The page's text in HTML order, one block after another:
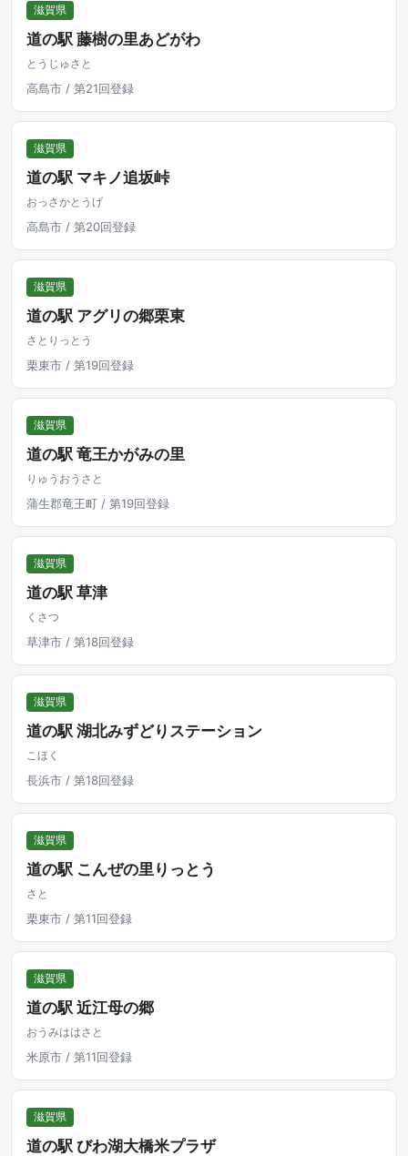
滋賀県
道の駅 藤樹の里あどがわ
とうじゅさと
高島市 / 第21回登録
滋賀県
道の駅 マキノ追坂峠
おっさかとうげ
高島市 / 第20回登録
滋賀県
道の駅 アグリの郷栗東
さとりっとう
栗東市 / 第19回登録
滋賀県
道の駅 竜王かがみの里
りゅうおうさと
蒲生郡竜王町 / 第19回登録
滋賀県
道の駅 草津
くさつ
草津市 / 第18回登録
滋賀県
道の駅 湖北みずどりステーション
こほく
長浜市 / 第18回登録
滋賀県
道の駅 こんぜの里りっとう
さと
栗東市 / 第11回登録
滋賀県
道の駅 近江母の郷
おうみははさと
米原市 / 第11回登録
滋賀県
道の駅 びわ湖大橋米プラザ